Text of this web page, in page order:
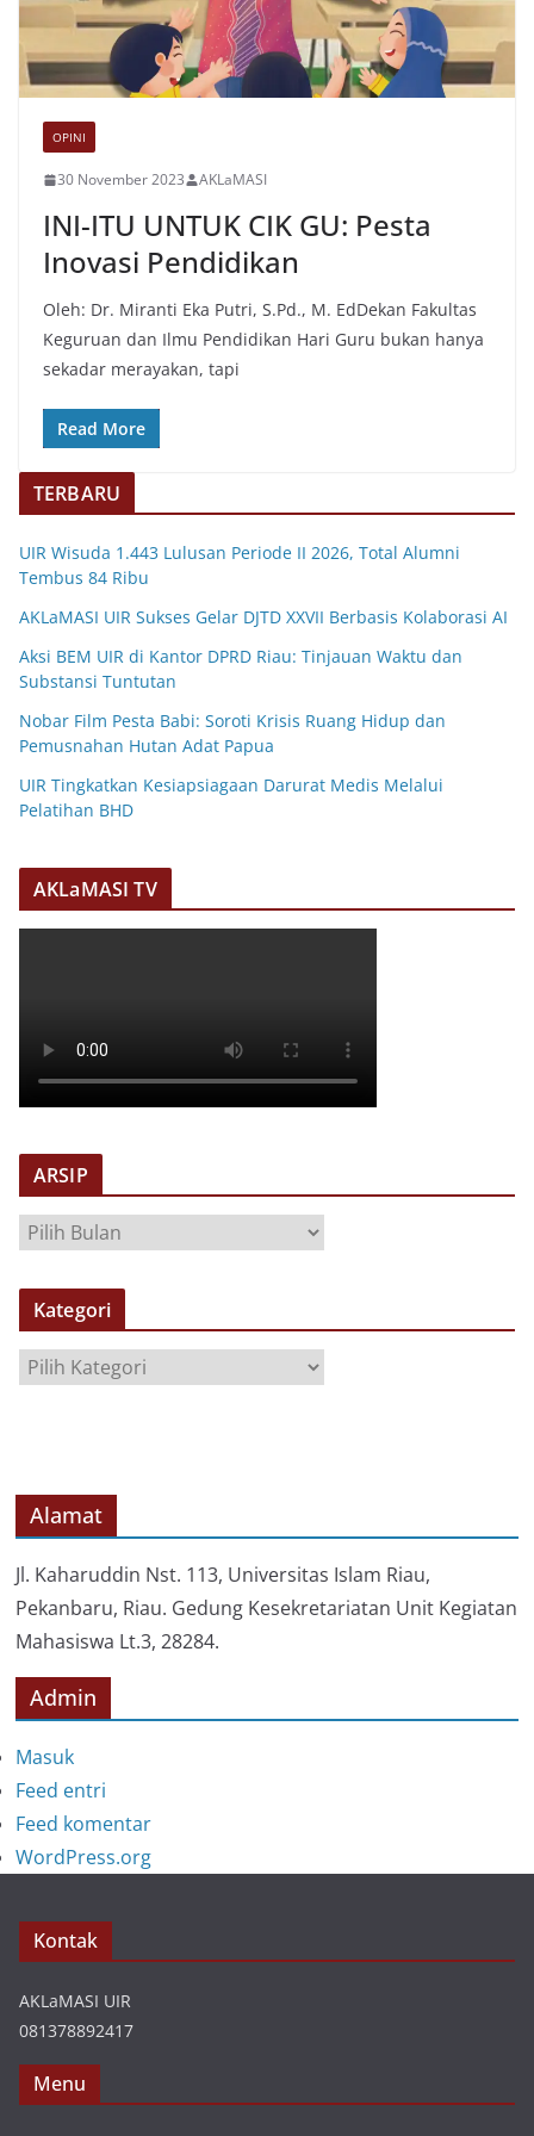
OPINI
30 November 2023 AKLaMASI
INI-ITU UNTUK CIK GU: Pesta
Inovasi Pendidikan
Oleh: Dr. Miranti Eka Putri, S.Pd., M. EdDekan Fakultas
Keguruan dan Ilmu Pendidikan Hari Guru bukan hanya
sekadar merayakan, tapi
Read More
TERBARU
UIR Wisuda 1.443 Lulusan Periode II 2026, Total Alumni
Tembus 84 Ribu
AKLaMASI UIR Sukses Gelar DJTD XXVII Berbasis Kolaborasi AI
Aksi BEM UIR di Kantor DPRD Riau: Tinjauan Waktu dan
Substansi Tuntutan
Nobar Film Pesta Babi: Soroti Krisis Ruang Hidup dan
Pemusnahan Hutan Adat Papua
UIR Tingkatkan Kesiapsiagaan Darurat Medis Melalui
Pelatihan BHD
AKLaMASI TV
ARSIP
S
P
Kategori
r
i
Alamat
Jl. Kaharuddin Nst. 113, Universitas Islam Riau,
Pekanbaru, Riau. Gedung Kesekretariatan Unit Kegiatan
Mahasiswa Lt.3, 28284.
Admin
Masuk
Feed entri
Feed komentar
WordPress.org
Kontak
AKLaMASI UIR
081378892417
Menu